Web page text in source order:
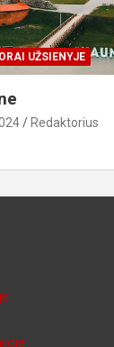
ORAI UŽSIENYJE
Redaktorius